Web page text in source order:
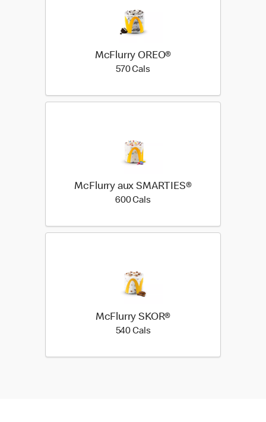
McFlurry OREO®
570 Cals570 calories
McFlurry aux SMARTIES®
600 Cals600 calories
McFlurry SKOR®
540 Cals540 calories